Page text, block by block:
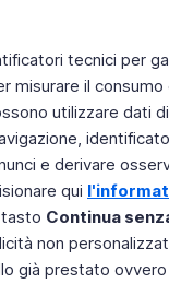
tecnici per
misurare il
utilizzare dati
e derivare
qui
Continua
non
già prestato
Page Chi
2011 Rai - Tutti i diritti riservati
by RAI - Reti e Piattaforme